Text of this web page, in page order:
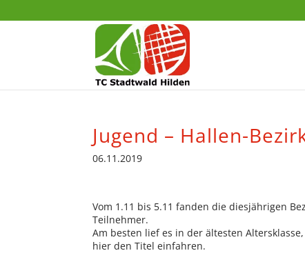
Jugend – Hallen-
06.11.2019
Vom 1.11 bis 5.11 fanden die diesjährigen
Teilnehmer.
Am besten lief es in der ältesten
hier den Titel einfahren.